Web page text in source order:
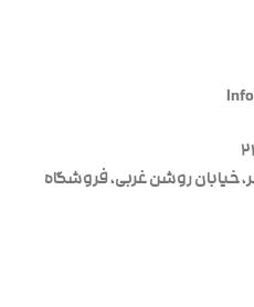
خیابان روشن غربی، فروشگاه